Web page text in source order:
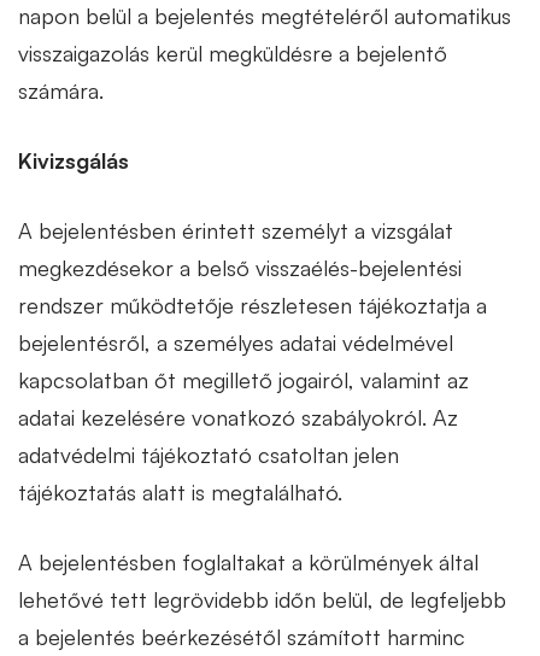
napon belül a bejelentés megtételéről automatikus
visszaigazolás kerül megküldésre a bejelentő
számára.
Kivizsgálás
A bejelentésben érintett személyt a vizsgálat
megkezdésekor a belső visszaélés-bejelentési
rendszer működtetője részletesen tájékoztatja a
bejelentésről, a személyes adatai védelmével
kapcsolatban őt megillető jogairól, valamint az
adatai kezelésére vonatkozó szabályokról. Az
adatvédelmi tájékoztató csatoltan jelen
tájékoztatás alatt is megtalálható.
A bejelentésben foglaltakat a körülmények által
lehetővé tett legrövidebb időn belül, de legfeljebb
a bejelentés beérkezésétől számított harminc